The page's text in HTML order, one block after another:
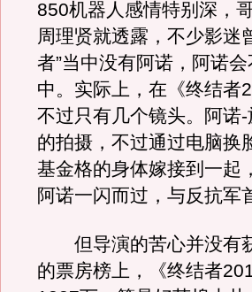
850机器人感情特别深，
周理贤就透露，不少影迷
者”当中没有阿诺，阿诺
中。实际上，在《终结者
不过只有几个镜头。阿诺
的拍摄，不过通过电脑换
基金格的身体嫁接到一起
阿诺一闪而过，与反抗军
但导演的苦心并没有
的票房榜上，《终结者